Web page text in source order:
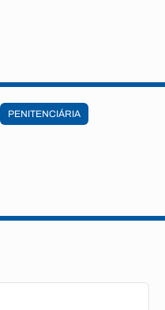
PENITENCIÁRIA